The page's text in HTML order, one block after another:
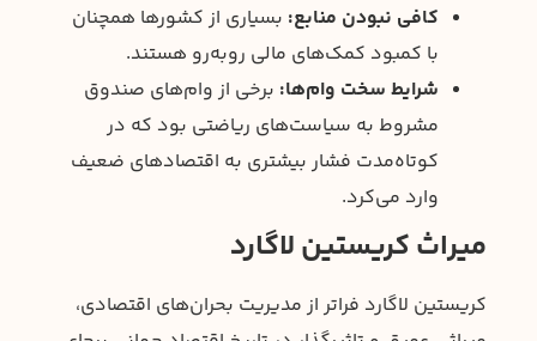
کافی نبودن منابع: بسیاری از کشورها همچنان
با کمبود کمک‌های مالی روبه‌رو هستند.
شرایط سخت وام‌ها: برخی از وام‌های صندوق
مشروط به سیاست‌های ریاضتی بود که در
کوتاه‌مدت فشار بیشتری به اقتصادهای ضعیف
وارد می‌کرد.
میراث کریستین لاگارد
کریستین لاگارد فراتر از مدیریت بحران‌های اقتصادی،